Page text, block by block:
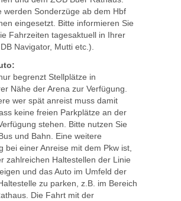
werden Sonderzüge ab dem Hbf
eingesetzt. Bitte informieren Sie
Fahrzeiten tagesaktuell in Ihrer
Navigator, Mutti etc.).
begrenzt Stellplätze in
Nähe der Arena zur Verfügung.
wer spät anreist muss damit
keine freien Parkplätze an der
stehen. Bitte nutzen Sie
und Bahn. Eine weitere
bei einer Anreise mit dem Pkw ist,
zahlreichen Haltestellen der Linie
und das Auto im Umfeld der
zu parken, z.B. im Bereich
Die Fahrt mit der